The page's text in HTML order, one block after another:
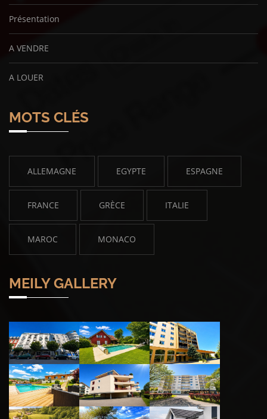
Présentation
A VENDRE
A LOUER
MOTS CLÉS
ALLEMAGNE EGYPTE ESPAGNE
FRANCE GRÈCE ITALIE
MAROC MONACO
MEILY GALLERY